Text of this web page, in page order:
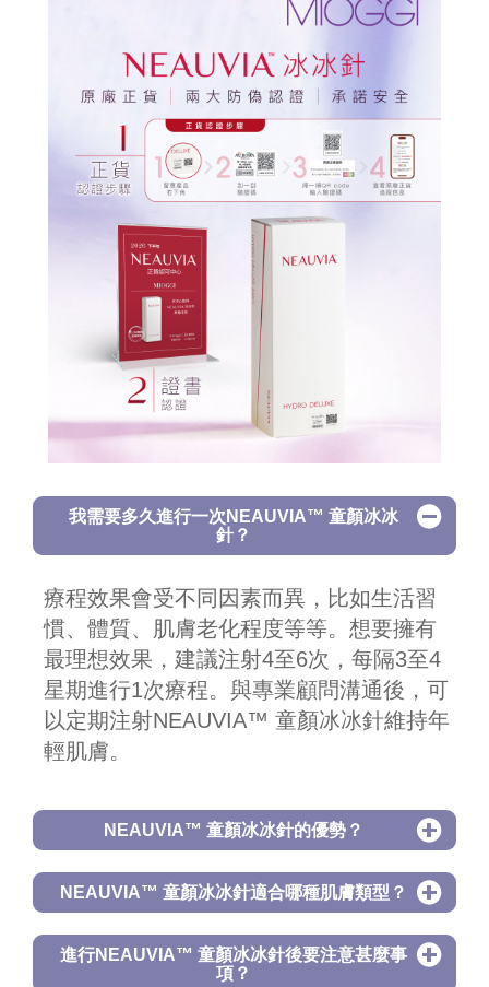
我需要多久進行一次NEAUVIA™ 童顏冰冰
針？
療程效果會受不同因素而異，比如生活習
慣、體質、肌膚老化程度等等。想要擁有
最理想效果，建議注射4至6次，每隔3至4
星期進行1次療程。與專業顧問溝通後，可
以定期注射NEAUVIA™ 童顏冰冰針維持年
輕肌膚。
NEAUVIA™ 童顏冰冰針的優勢？
NEAUVIA™ 童顏冰冰針適合哪種肌膚類型？
進行NEAUVIA™ 童顏冰冰針後要注意甚麼事
項？